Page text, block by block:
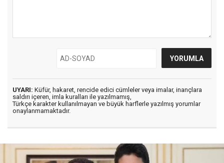
UYARI: Küfür, hakaret, rencide edici cümleler veya imalar, inançlara
saldırı içeren, imla kuralları ile yazılmamış,
Türkçe karakter kullanılmayan ve büyük harflerle yazılmış yorumlar
onaylanmamaktadır.